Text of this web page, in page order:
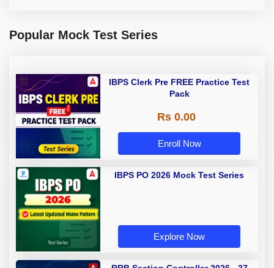
Popular Mock Test Series
IBPS Clerk Pre FREE Practice Test
Pack
Rs 0.00
Enroll Now
IBPS PO 2026 Mock Test Series
Explore Now